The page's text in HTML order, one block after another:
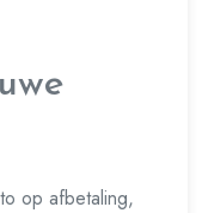
op afbetaling,